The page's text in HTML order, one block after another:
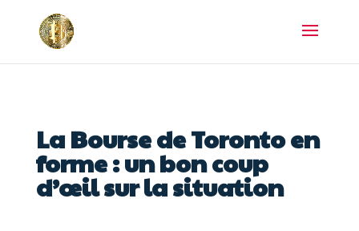
La Bourse de Toronto en
forme : un bon coup
d’œil sur la situation